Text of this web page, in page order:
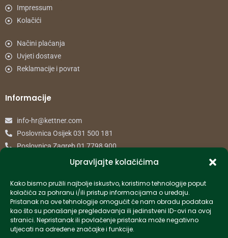
Upravljajte kolačićima
Kako bismo pružili najbolje iskustvo, koristimo tehnologije poput
kolačića za pohranu i/ili pristup informacijama o uređaju.
Pristanak na ove tehnologije omogućit će nam obradu podataka
kao što su ponašanje pregledavanja ili jedinstveni ID-ovi na ovoj
stranici. Nepristanak ili povlačenje pristanka može negativno
utjecati na određene značajke i funkcije.
Impressum
Kolačići
Načini plaćanja
Uvjeti dostave
Reklamacije i povrat
Informacije
info-hr@kettner.com
Poslovnica Osijek 031 500 181
Poslovnica Zagreb 01 7798 900
Created by Pumapunku